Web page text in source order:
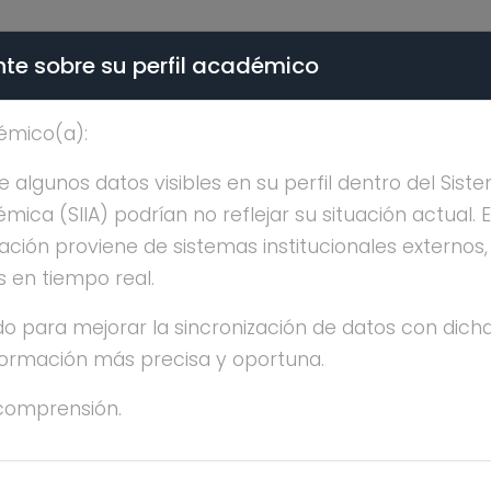
- PÚBLICO
HERNANDEZ
HERNANDEZ LOPEZ
meses, días
sobre su perfil académico
algunos datos visibles en su perfil dentro del
(SIIA) podrían no reflejar su situación actual.
proviene de sistemas institucionales
en tiempo real.
para mejorar la sincronización de datos con
más precisa y oportuna.